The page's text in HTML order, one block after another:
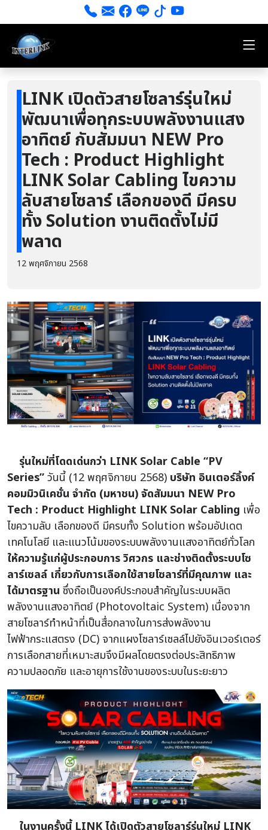
LINK เปิดตัวสายโซลาร์รุ่นใหม่
พัฒนาเพื่อทุกระบบพลังงานแสง
อาทิตย์ กับสัมมนา NEW Pro
Tech : Product Highlight
LINK Solar Cabling ไขความ
ลับสายโซลาร์ เลือกของดี มีครบ
ทั้ง Solution งานติดตั้งไม่มี
พลาด
12 พฤศจิกายน 2568
รุ่นใหม่ที่โดดเด่นกว่า LINK Solar Cable “PV
Series”วันนี้ (12 พฤศจิกายน 2568) บริษัท อินเตอร์ลิ้งค์
คอมมิวนิเคชั่น จำกัด (มหาชน) จัดสัมมนา NEW Pro
Tech : Product Highlight LINK Solar Cabling เพื่อ
ไขความลับ เลือกของดี มีครบทั้ง Solution พร้อมอัปเดต
เทคโนโลยี และแนวโน้มของระบบพลังงานแสงอาทิตย์ทั่วโลก
ให้ความรู้แก่ผู้ประกอบการ วิศวกร และช่างติดตั้งระบบโซ
ลาร์เซลล์ เกี่ยวกับการเลือกใช้สายโซลาร์ที่มีคุณภาพ และ
ได้มาตรฐาน ซึ่งถือเป็นองค์ประกอบสำคัญในระบบผลิต
พลังงานแสงอาทิตย์ (Photovoltaic System) เนื่องจาก
สายโซลาร์ทำหน้าที่เป็นสื่อกลางในการส่งพลังงาน
ไฟฟ้ากระแสตรง (DC) จากแผงโซลาร์เซลล์ไปยังอินเวอร์เตอร์
การเลือกสายที่เหมาะสมจึงมีผลโดยตรงต่อประสิทธิภาพ
ความปลอดภัย และอายุการใช้งานของระบบในระยะยาว